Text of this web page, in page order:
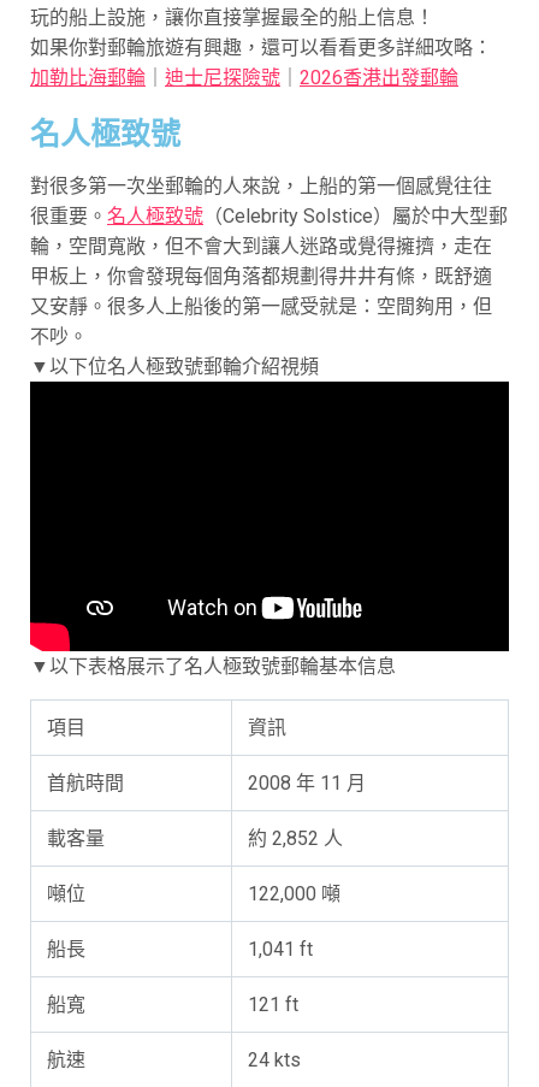
玩的船上設施，讓你直接掌握最全的船上信息！
如果你對郵輪旅遊有興趣，還可以看看更多詳細攻略：
加勒比海郵輪
迪士尼探險號 2026香港出發郵輪
名人極致號
對很多第一次坐郵輪的人來說，上船的第一個感覺往往
很重要。 名人極致號 （Celebrity Solstice）屬於中大型郵
輪，空間寬敞，但不會大到讓人迷路或覺得擁擠，走在
甲板上，你會發現每個角落都規劃得井井有條，既舒適
又安靜。很多人上船後的第一感受就是：空間夠用，但
不吵。
▼以下位名人極致號郵輪介紹視頻
▼以下表格展示了名人極致號郵輪基本信息
項目 資訊
首航時間 2008 年 11 月
載客量 約 2,852 人
噸位 122,000 噸
船長 1,041 ft
船寬 121 ft
航速 24 kts